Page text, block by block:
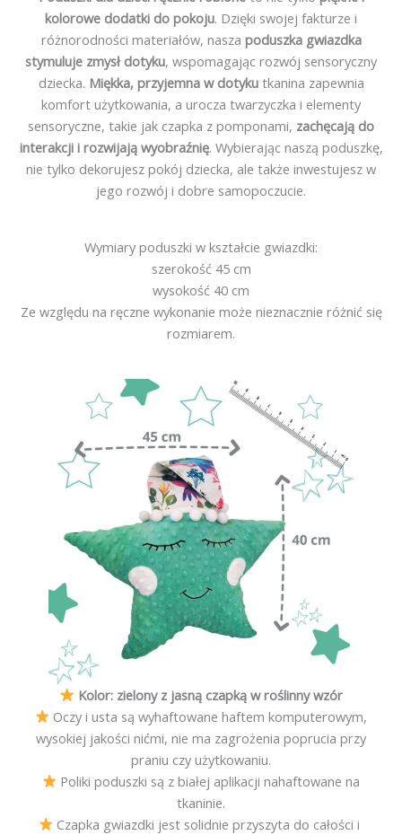
kolorowe dodatki do pokoju. Dzięki swojej fakturze i
różnorodności materiałów, nasza poduszka gwiazdka
stymuluje zmysł dotyku, wspomagając rozwój sensoryczny
dziecka. Miękka, przyjemna w dotykutkanina zapewnia
komfort użytkowania, a urocza twarzyczka i elementy
sensoryczne, takie jak czapka z pomponami, zachęcają do
interakcji i rozwijają wyobraźnię. Wybierając naszą poduszkę,
nie tylko dekorujesz pokój dziecka, ale także inwestujesz w
jego rozwój i dobre samopoczucie.
Wymiary poduszki w kształcie gwiazdki:
szerokość 45 cm
wysokość 40 cm
Ze względu na ręczne wykonanie może nieznacznie różnić się
rozmiarem.
Kolor: zielony z jasną czapką w roślinny wzór
Oczy i usta są wyhaftowane haftem komputerowym,
wysokiej jakości nićmi, nie ma zagrożenia poprucia przy
praniu czy użytkowaniu.
Poliki poduszki są z białej aplikacji nahaftowane na
tkaninie.
Czapka gwiazdki jest solidnie przyszyta do całości i